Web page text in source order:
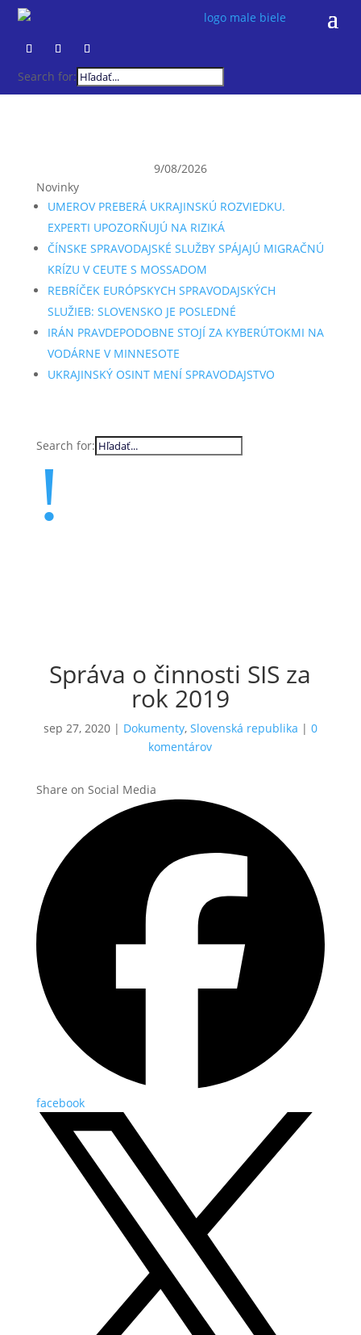
Search for:
9/08/2026
Novinky
UMEROV PREBERÁ UKRAJINSKÚ ROZVIEDKU.
EXPERTI UPOZORŇUJÚ NA RIZIKÁ
ČÍNSKE SPRAVODAJSKÉ SLUŽBY SPÁJAJÚ MIGRAČNÚ
KRÍZU V CEUTE S MOSSADOM
REBRÍČEK EURÓPSKYCH SPRAVODAJSKÝCH
SLUŽIEB: SLOVENSKO JE POSLEDNÉ
IRÁN PRAVDEPODOBNE STOJÍ ZA KYBERÚTOKMI NA
VODÁRNE V MINNESOTE
UKRAJINSKÝ OSINT MENÍ SPRAVODAJSTVO
Search for:
!
Správa o činnosti SIS za
rok 2019
sep 27, 2020| Dokumenty, Slovenská republika | 0
komentárov
Share on Social Media
facebook